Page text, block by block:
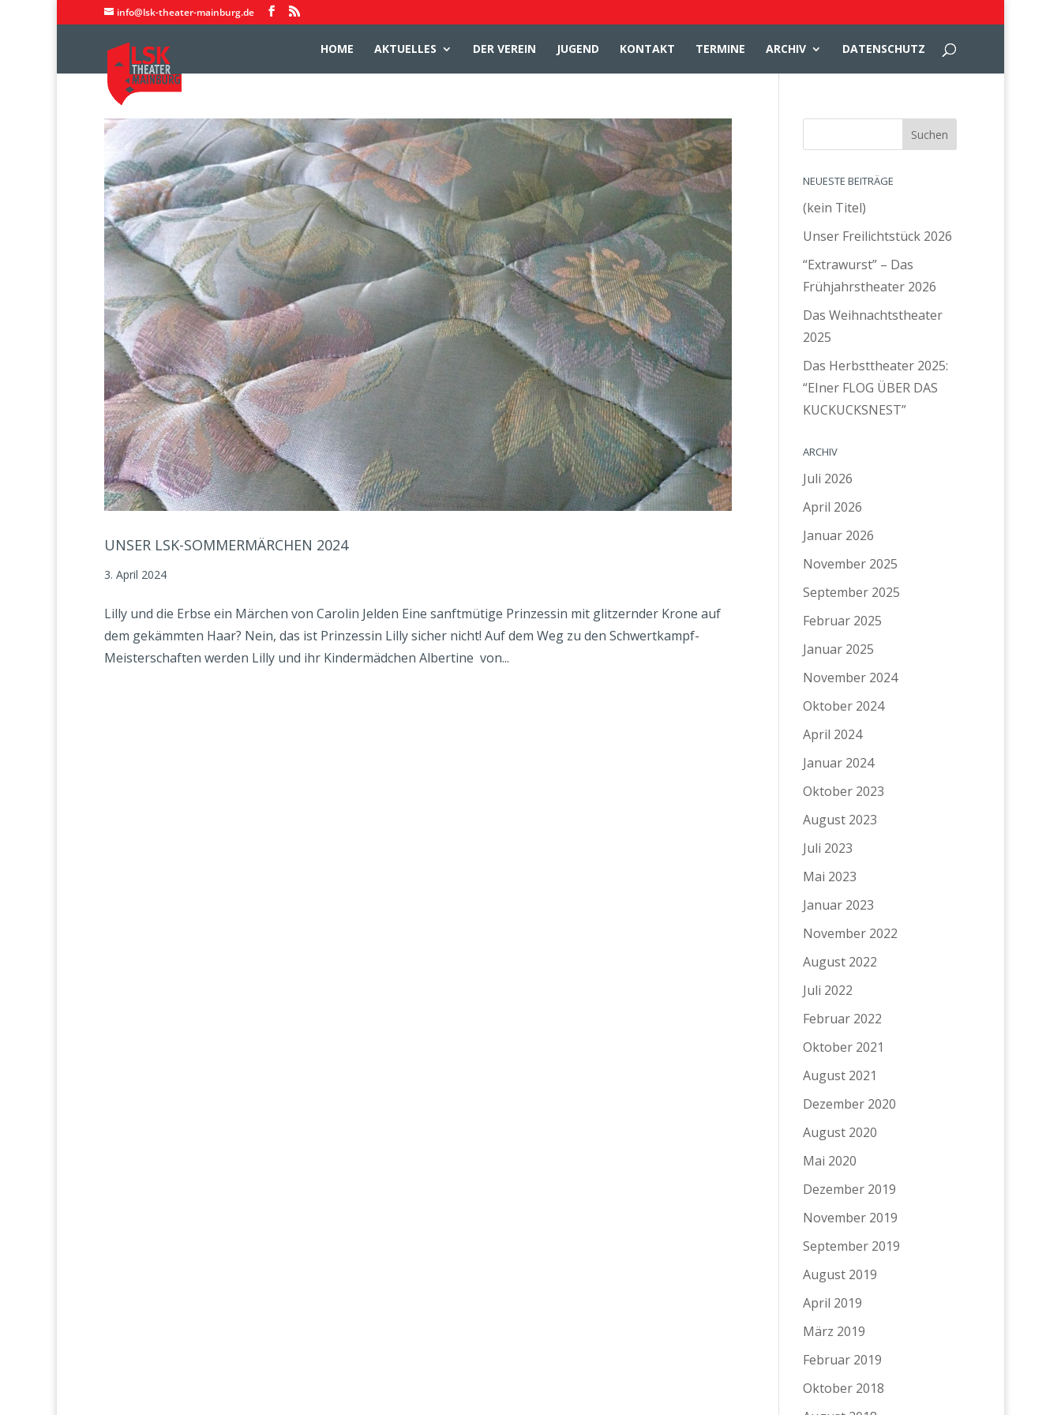
info@lsk-theater-mainburg.de
HOME AKTUELLES DER VEREIN JUGEND KONTAKT TERMINE ARCHIV DATENSCHUTZ
UNSER LSK-SOMMERMÄRCHEN 2024
3. April 2024
Lilly und die Erbse ein Märchen von Carolin Jelden Eine sanftmütige Prinzessin mit glitzernder Krone auf
dem gekämmten Haar? Nein, das ist Prinzessin Lilly sicher nicht! Auf dem Weg zu den Schwertkampf-
Meisterschaften werden Lilly und ihr Kindermädchen Albertine von...
NEUESTE BEITRÄGE
(kein Titel)
Unser Freilichtstück 2026
“Extrawurst” – Das
Frühjahrstheater 2026
Das Weihnachtstheater
2025
Das Herbsttheater 2025:
“EIner FLOG ÜBER DAS
KUCKUCKSNEST”
ARCHIV
Juli 2026
April 2026
Januar 2026
November 2025
September 2025
Februar 2025
Januar 2025
November 2024
Oktober 2024
April 2024
Januar 2024
Oktober 2023
August 2023
Juli 2023
Mai 2023
Januar 2023
November 2022
August 2022
Juli 2022
Februar 2022
Oktober 2021
August 2021
Dezember 2020
August 2020
Mai 2020
Dezember 2019
November 2019
September 2019
August 2019
April 2019
März 2019
Februar 2019
Oktober 2018